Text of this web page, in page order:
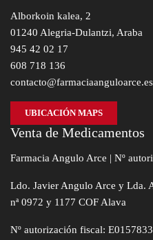
Alborkoin kalea, 2
01240 Alegria-Dulantzi, Araba
945 42 02 17
608 718 136
contacto@farmaciaanguloarce.es
UBICACIÓN MAPS
Venta de Medicamentos
Farmacia Angulo Arce | Nº
Ldo. Javier Angulo Arce y Lda.
nª 0972 y 1177 COF Alava
Nº autorización fiscal: